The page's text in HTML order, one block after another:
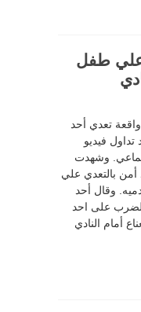
علي طفل
تعدي أحد
فيديو
وشهدت
أمن بالتعدي علي
وقال أحد
على احد
أمام النادي